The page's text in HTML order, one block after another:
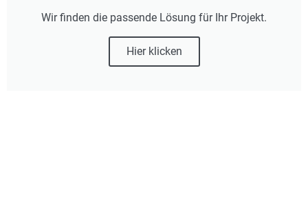
Wir finden die passende Lösung für Ihr Projekt.
Hier klicken